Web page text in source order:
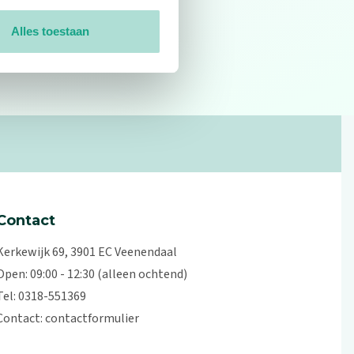
Alles toestaan
69, 3901 EC Veenendaal
09:00 - 12:30 (alleen ochtend)
0318-551369
contactformulier